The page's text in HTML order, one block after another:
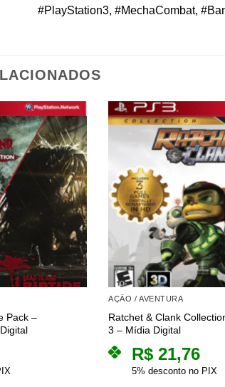
#PlayStation3, #MechaCombat,
Pack –
AÇÃO / AVENTURA
Ratchet & Clank
3 – Mídia Digital
R$ 21,76
5% desconto no PIX